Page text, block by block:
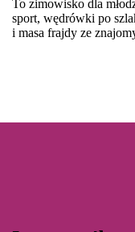
To zimowisko dla
sport, wędrówki po
i masa frajdy ze